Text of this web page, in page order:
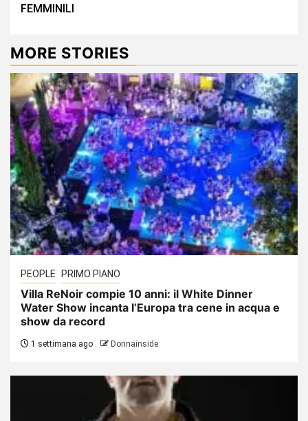
FEMMINILI
MORE STORIES
PEOPLE PRIMO PIANO
Villa ReNoir compie 10 anni: il White Dinner
Water Show incanta l’Europa tra cene in acqua e
show da record
1 settimana ago Donnainside